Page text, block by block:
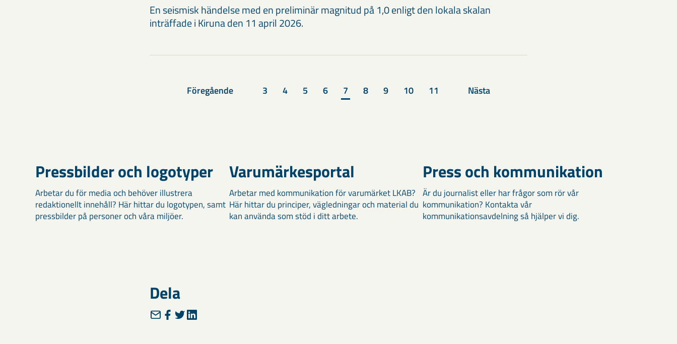
En seismisk händelse med en preliminär magnitud på 1,0 enligt den lokala skalan
inträffade i Kiruna den 11 april 2026.
Föregående 3 4 5 6 7 8 9 10 11 Nästa
Pressbilder och logotyper
Arbetar du för media och behöver illustrera
redaktionellt innehåll? Här hittar du logotypen, samt
pressbilder på personer och våra miljöer.
Varumärkesportal
Arbetar med kommunikation för varumärket LKAB?
Här hittar du principer, vägledningar och material du
kan använda som stöd i ditt arbete.
Press och kommunikation
Är du journalist eller har frågor som rör vår
kommunikation? Kontakta vår
kommunikationsavdelning så hjälper vi dig.
Dela